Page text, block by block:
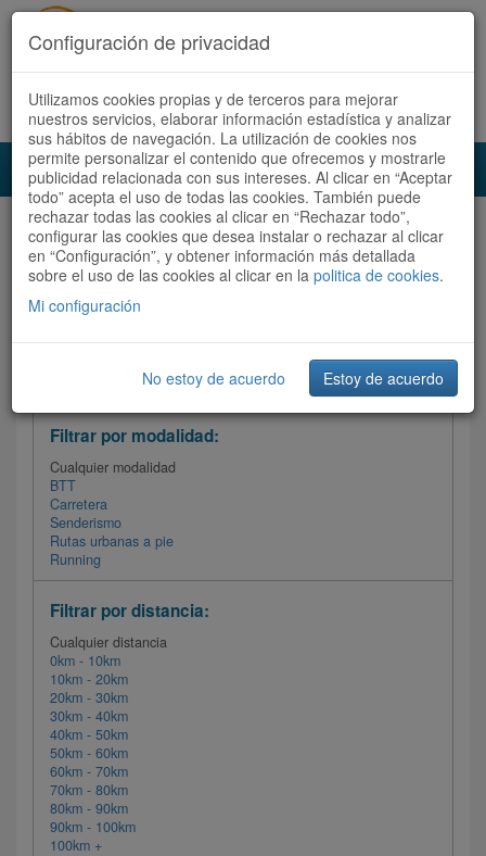
Acceder Registrate ahora Español | Català
Audioruta Todas las rutas
Todas las rutas
Ordenar por: Más recientes /
Filtrar las rutas
Filtrar por modalidad:
Cualquier modalidad
BTT
Carretera
Senderismo
Rutas urbanas a pie
Running
Filtrar por distancia:
Cualquier distancia
0km - 10km
10km - 20km
20km - 30km
30km - 40km
40km - 50km
50km - 60km
60km - 70km
70km - 80km
80km - 90km
90km - 100km
100km +
Configuración de privacidad
Utilizamos cookies propias y de terceros para mejorar
nuestros servicios, elaborar información estadística y analizar
sus hábitos de navegación. La utilización de cookies nos
permite personalizar el contenido que ofrecemos y mostrarle
publicidad relacionada con sus intereses. Al clicar en “Aceptar
todo” acepta el uso de todas las cookies. También puede
rechazar todas las cookies al clicar en “Rechazar todo”,
configurar las cookies que desea instalar o rechazar al clicar
en “Configuración”, y obtener información más detallada
sobre el uso de las cookies al clicar en la politica de cookies.
Mi configuración
No estoy de acuerdo Estoy de acuerdo